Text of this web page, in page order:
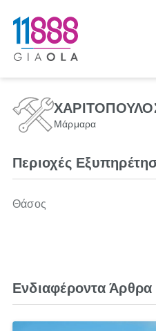
Μάρμαρα
Περιοχές
Θάσος
Ενδιαφέροντα